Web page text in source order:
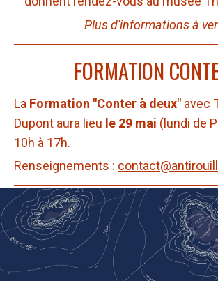
Plus d'informations à
FORMATION
La Formation "Conter à deux" avec
Dupont aura lieu le 29 mai (lundi de
10h à 17h.
Renseignements :